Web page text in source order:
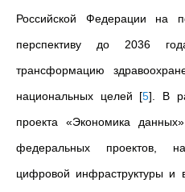
Российской Федерации
перспективу до 2036
трансформацию
национальных целей [5] . В
проекта «Экономика
федеральных проектов,
цифровой инфраструктуры и